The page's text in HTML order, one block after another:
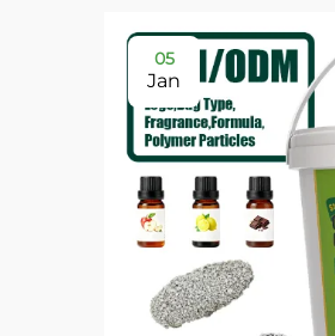
05
Jan